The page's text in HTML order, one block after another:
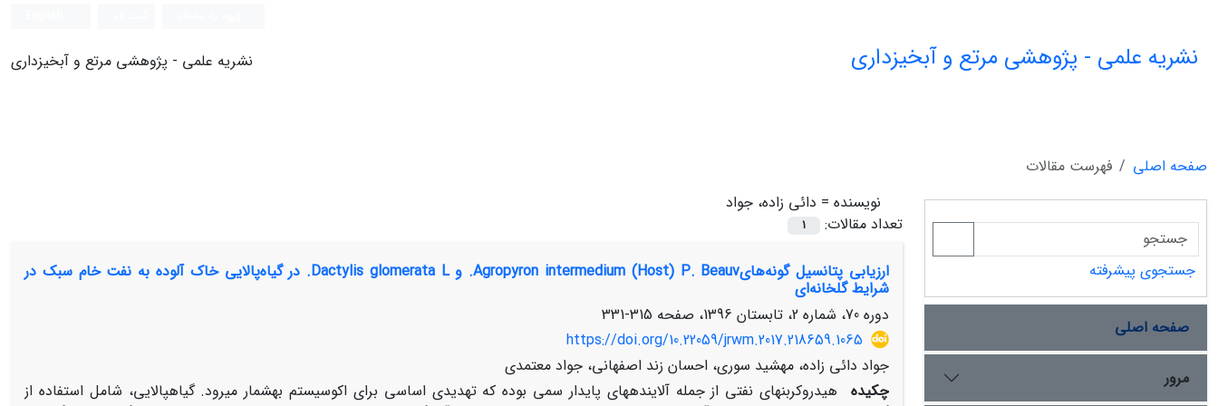
نشریه علمی - پژوهشی مرتع و آبخیزداری نشریه علمی - پژوهشی مرتع و آبخیزداری
صفحه اصلی
فهرست مقالات
نویسنده = دائی زاده، جواد
تعداد مقالات:
1
ارزیابی پتانسیل گونه‌هایAgropyron intermedium (Host) P. Beauv. و Dactylis glomerata L. در گیاه‌پالایی خاک آلوده به نفت خام سبک در
شرایط گلخانه‌ای
دوره 70، شماره 2، تابستان 1396، صفحه
315-331
https://doi.org/10.22059/jrwm.2017.218659.1065
جواد دائی زاده، مهشید سوری، احسان زند اصفهانی، جواد معتمدی
چکیده
هیدروکربن­های نفتی از جمله آلاینده­های پایدار سمی بوده که تهدیدی اساسی برای اکوسیستم به­شمار می­رود. گیاه­پالایی، شامل استفاده از
جستجوی پیشرفته
صفحه اصلی
مرور